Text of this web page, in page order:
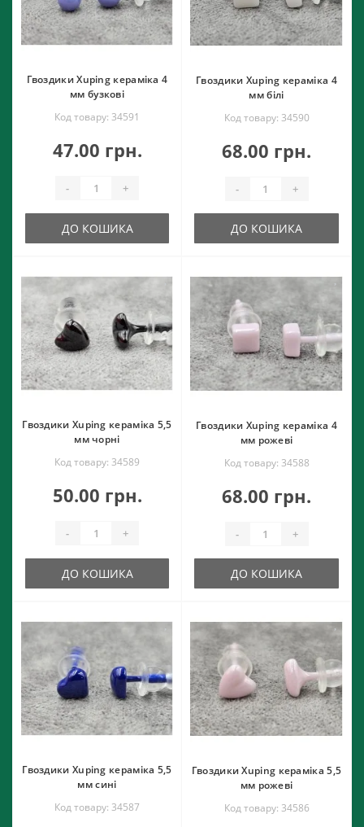
Гвоздики Xuping кераміка 4
мм бузкові
Код товару: 34591
47.00 грн.
- +
ДО КОШИКА
Гвоздики Xuping кераміка 4
мм білі
Код товару: 34590
68.00 грн.
- +
ДО КОШИКА
Гвоздики Xuping кераміка 5,5
мм чорні
Код товару: 34589
50.00 грн.
- +
ДО КОШИКА
Гвоздики Xuping кераміка 4
мм рожеві
Код товару: 34588
68.00 грн.
- +
ДО КОШИКА
Гвоздики Xuping кераміка 5,5
мм сині
Код товару: 34587
Гвоздики Xuping кераміка 5,5
мм рожеві
Код товару: 34586